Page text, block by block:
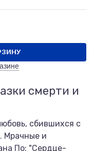
смерти и
сбившихся с
Мрачные и
По: "Сердце-